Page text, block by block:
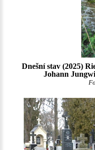
Dnešní stav (2025)
Johann